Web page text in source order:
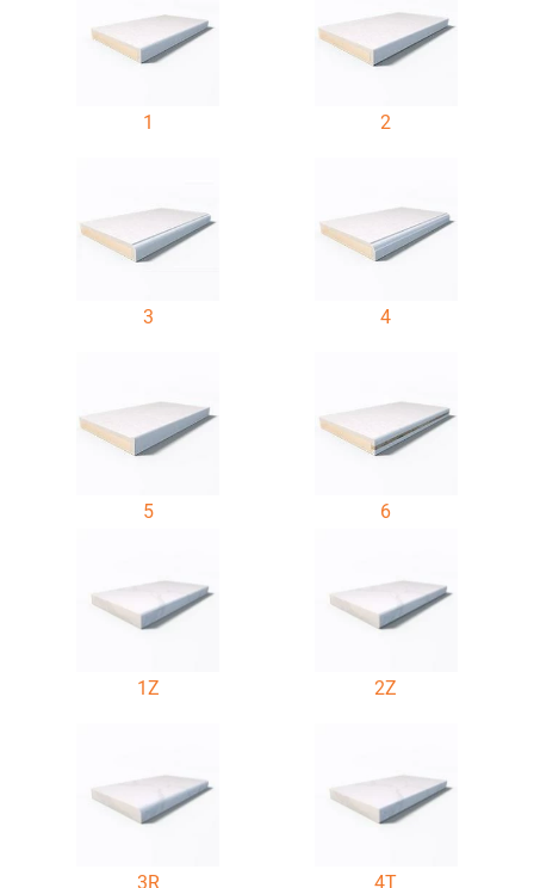
1 2
3 4
5 6
1Z 2Z
3R 4T